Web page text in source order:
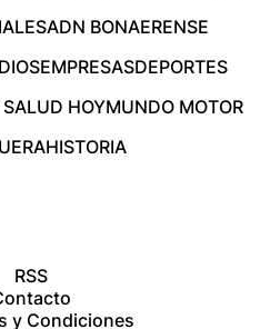
ADN BONAERENSE
EMPRESASDEPORTES
HOYMUNDO MOTOR
HISTORIA
RSS
y Condiciones